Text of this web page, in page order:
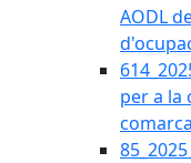
AODL
per a la